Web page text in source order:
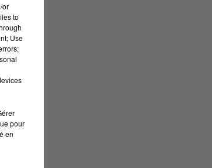
or
to
Use
pour
en